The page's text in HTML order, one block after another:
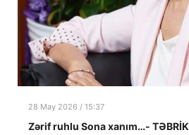
28 May 2026 / 15:37
Zərif ruhlu Sona xanım…- TƏBRİK